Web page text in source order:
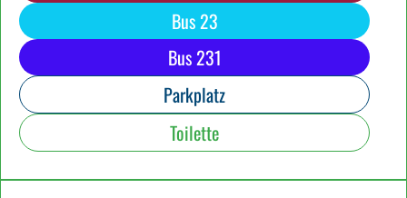
Bus 23
Bus 231
Parkplatz
Toilette